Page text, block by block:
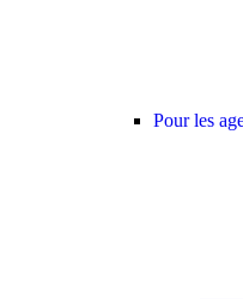
Pour les